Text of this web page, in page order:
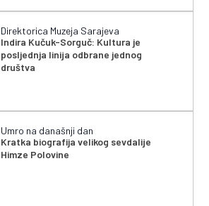
Direktorica Muzeja Sarajeva
Indira Kučuk-Sorguč: Kultura je
posljednja linija odbrane jednog
društva
Umro na današnji dan
Kratka biografija velikog sevdalije
Himze Polovine